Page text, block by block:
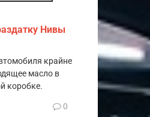
Нивы
крайне
масло в
коробке.
0